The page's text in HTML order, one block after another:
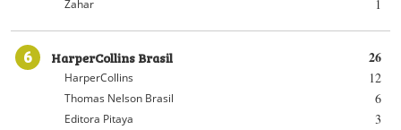
1
Zahar
6 26
HarperCollins Brasil
12
HarperCollins
6
Thomas Nelson Brasil
3
Editora Pitaya